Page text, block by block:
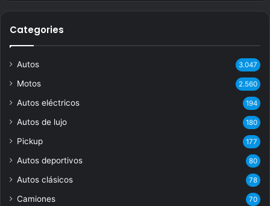
Categories
Autos 3.047
Motos 2.560
Autos eléctricos 194
Autos de lujo 180
Pickup 177
Autos deportivos 80
Autos clásicos 78
Camiones 70